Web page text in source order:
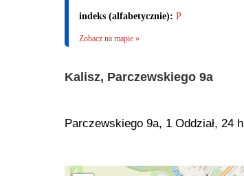
indeks (alfabetycznie): P
Zobacz na mapie »
Kalisz, Parczewskiego 9a
Parczewskiego 9a, 1 Oddział, 24 h